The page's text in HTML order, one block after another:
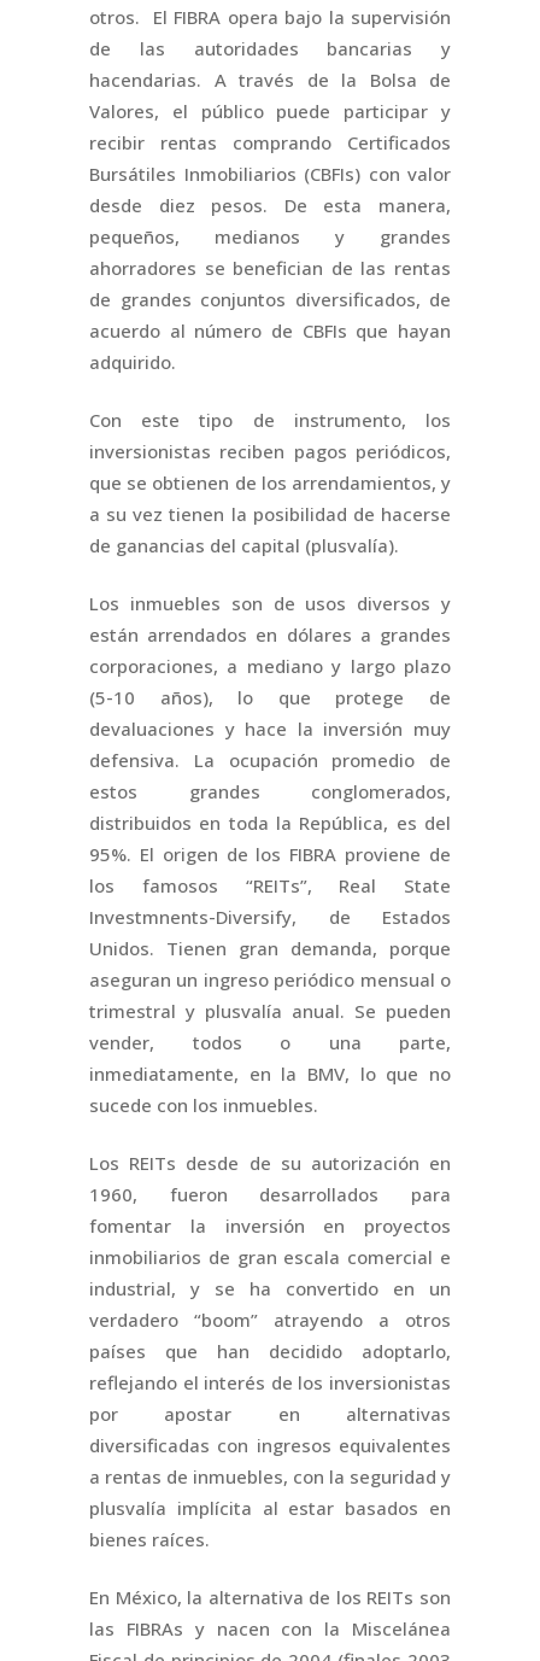
otros. El FIBRA opera bajo la supervisión
de las autoridades bancarias y
hacendarias. A través de la Bolsa de
Valores, el público puede participar y
recibir rentas comprando Certificados
Bursátiles Inmobiliarios (CBFIs) con valor
desde diez pesos. De esta manera,
pequeños, medianos y grandes
ahorradores se benefician de las rentas
de grandes conjuntos diversificados, de
acuerdo al número de CBFIs que hayan
adquirido.
Con este tipo de instrumento, los
inversionistas reciben pagos periódicos,
que se obtienen de los arrendamientos, y
a su vez tienen la posibilidad de hacerse
de ganancias del capital (plusvalía).
Los inmuebles son de usos diversos y
están arrendados en dólares a grandes
corporaciones, a mediano y largo plazo
(5-10 años), lo que protege de
devaluaciones y hace la inversión muy
defensiva. La ocupación promedio de
estos grandes conglomerados,
distribuidos en toda la República, es del
95%. El origen de los FIBRA proviene de
los famosos “REITs”, Real State
Investmnents-Diversify, de Estados
Unidos. Tienen gran demanda, porque
aseguran un ingreso periódico mensual o
trimestral y plusvalía anual. Se pueden
vender, todos o una parte,
inmediatamente, en la BMV, lo que no
sucede con los inmuebles.
Los REITs desde de su autorización en
1960, fueron desarrollados para
fomentar la inversión en proyectos
inmobiliarios de gran escala comercial e
industrial, y se ha convertido en un
verdadero “boom” atrayendo a otros
países que han decidido adoptarlo,
reflejando el interés de los inversionistas
por apostar en alternativas
diversificadas con ingresos equivalentes
a rentas de inmuebles, con la seguridad y
plusvalía implícita al estar basados en
bienes raíces.
En México, la alternativa de los REITs son
las FIBRAs y nacen con la Miscelánea